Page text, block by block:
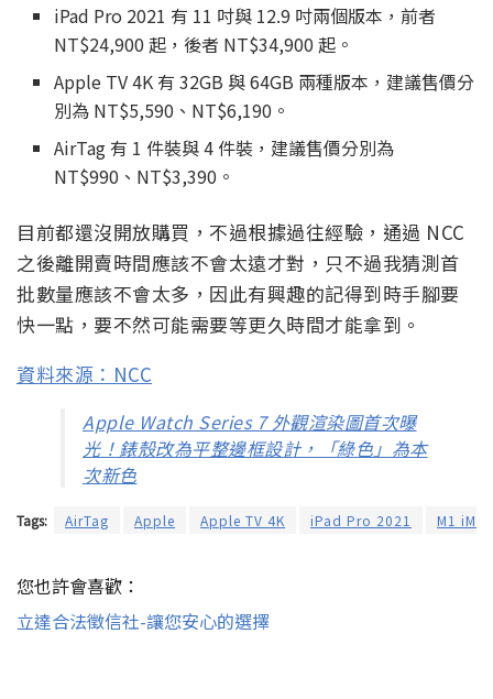
iPad Pro 2021 有 11 吋與 12.9 吋兩個版本，前者
NT$24,900 起，後者 NT$34,900 起。
Apple TV 4K 有 32GB 與 64GB 兩種版本，建議售價分
別為 NT$5,590、NT$6,190。
AirTag 有 1 件裝與 4 件裝，建議售價分別為
NT$990、NT$3,390。
目前都還沒開放購買，不過根據過往經驗，通過 NCC
之後離開賣時間應該不會太遠才對，只不過我猜測首
批數量應該不會太多，因此有興趣的記得到時手腳要
快一點，要不然可能需要等更久時間才能拿到。
資料來源：NCC
Apple Watch Series 7 外觀渲染圖首次曝
光！錶殼改為平整邊框設計，「綠色」為本
次新色
Tags: AirTag Apple Apple TV 4K iPad Pro 2021 M1 iMac
您也許會喜歡：
立達合法徵信社-讓您安心的選擇